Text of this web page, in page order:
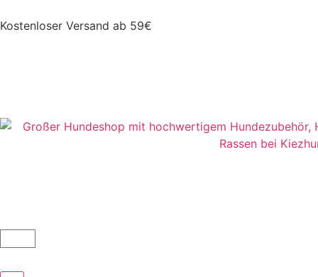
Kostenloser Versand ab 59€